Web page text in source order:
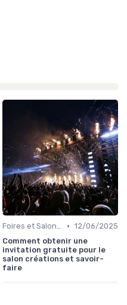
Foires et Salons Grand Public • 12/06/2025
Comment obtenir une
invitation gratuite pour le
salon créations et savoir-
faire